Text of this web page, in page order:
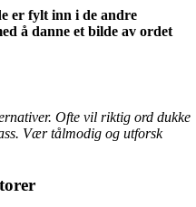
er fylt inn i de andre
å danne et bilde av ordet
Ofte vil riktig ord dukke
Vær tålmodig og utforsk